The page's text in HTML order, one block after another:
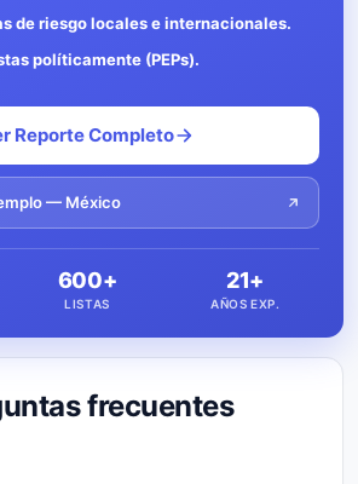
frecuentes
de riesgo locales e internacionales.
políticamente (PEPs).
Reporte Completo
— México
600+
LISTAS
21+
AÑOS EXP.